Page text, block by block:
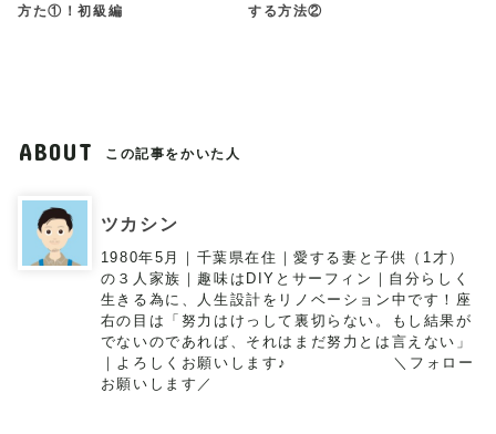
方た①！初級編
する方法②
ABOUT この記事をかいた人
ツカシン
1980年5月｜千葉県在住｜愛する妻と子供（1才）
の３人家族｜趣味はDIYとサーフィン｜自分らしく
生きる為に、人生設計をリノベーション中です！座
右の目は「努力はけっして裏切らない。もし結果が
でないのであれば、それはまだ努力とは言えない」
｜よろしくお願いします♪ ＼フォロー
お願いします／